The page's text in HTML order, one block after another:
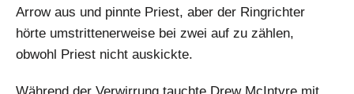
Arrow aus und pinnte Priest, aber der Ringrichter
hörte umstrittenerweise bei zwei auf zu zählen,
obwohl Priest nicht auskickte.